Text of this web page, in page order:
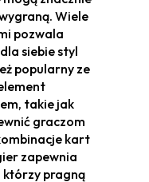
Wiele
pozwala
siebie styl
popularny ze
takie jak
graczom
kart
zapewnia
którzy pragną